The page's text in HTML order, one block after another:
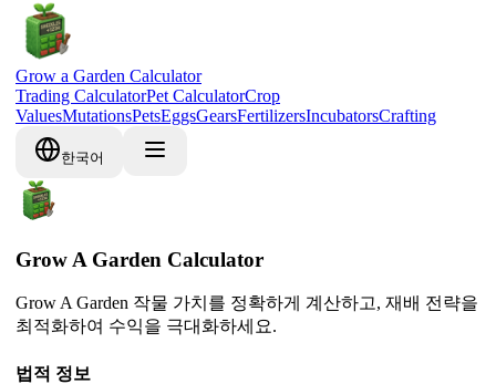
Grow a Garden Calculator
Trading CalculatorPet CalculatorCrop
ValuesMutationsPetsEggsGearsFertilizersIncubatorsCrafting
한국어
Grow A Garden Calculator
Grow A Garden 작물 가치를 정확하게 계산하고, 재배 전략을
최적화하여 수익을 극대화하세요.
법적 정보